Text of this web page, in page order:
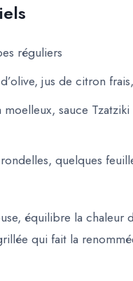
réguliers
jus de citron
sauce
quelques
équilibre la
qui fait la